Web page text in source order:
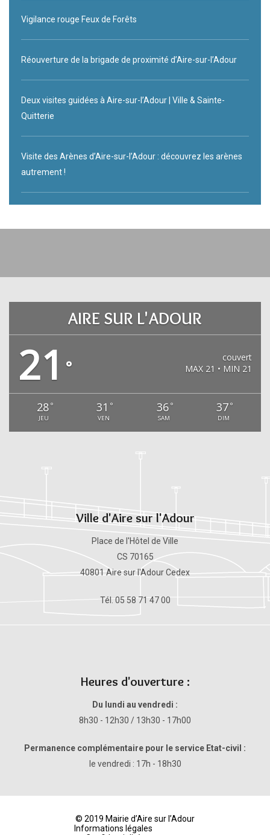
Vigilance rouge Feux de Forêts
Réouverture de la brigade de proximité d’Aire-sur-l’Adour
Deux visites guidées à Aire-sur-l’Adour | Ville & Sainte-
Quitterie
Visite des Arènes d’Aire-sur-l’Adour : découvrez les arènes
autrement !
AIRE SUR L'ADOUR
21 °
couvert
MAX 21 • MIN 21
28 °
JEU
31 °
VEN
36 °
SAM
37 °
DIM
Ville d'Aire sur l'Adour
Place de l'Hôtel de Ville
CS 70165
40801 Aire sur l'Adour Cedex
Tél. 05 58 71 47 00
Heures d'ouverture :
Du lundi au vendredi :
8h30 - 12h30 / 13h30 - 17h00
Permanence complémentaire pour le service Etat-civil :
le vendredi : 17h - 18h30
© 2019 Mairie d’Aire sur l’Adour
Informations légales